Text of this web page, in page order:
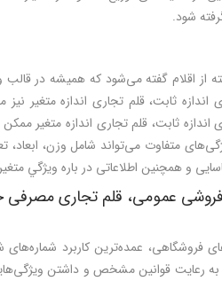
شود.
از اقلام گفته می‌شود که همیشه در
ثابت، قلم تجاری اندازه متغیر
ثابت، قلم تجاری اندازه متغیر
متفاوت می‌تواند شامل وزن،
و همچنین اطلاعاتی در باره ويژگي
عمومی، قلم تجاری مصرفی
به رعایت قوانین مشخص و داشتن